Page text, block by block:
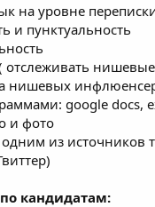
на уровне
и пунктуальность
отслеживать
нишевых
google docs,
и фото
из источников
кандидатам: